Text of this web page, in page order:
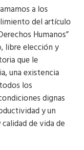
a los
del artículo
Humanos”
libre elección y
que le
una existencia
los
dignas
y un
de vida de